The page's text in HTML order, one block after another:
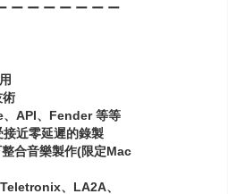
ー ー ー ー ー ー ー
術
API、Fender 等等
近零延遲的錄製
合音樂製作(限定Mac
、LA2A、